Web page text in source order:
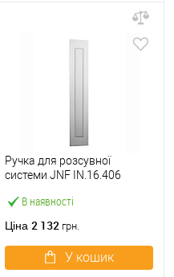
В наявності
Ручка для розсувної
системи JNF IN.16.406
Ціна 2 132 грн.
У кошик